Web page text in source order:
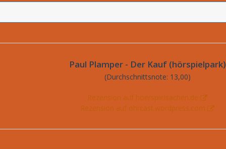
Paul Plamper - Der Kauf (hörspielpark)
(Durchschnittsnote: 13,00)
Rezension auf hoerspielsachen.de
Rezension auf ohrcast.wordpress.com